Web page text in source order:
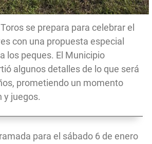
se prepara para celebrar el
con una propuesta especial
los peques. El Municipio
algunos detalles de lo que será
prometiendo un momento
y juegos.
para el sábado 6 de enero